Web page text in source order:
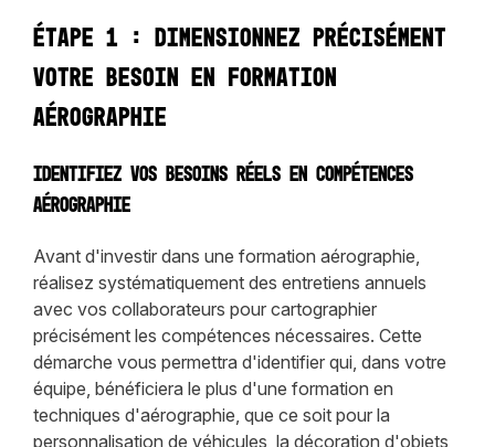
Étape 1 : Dimensionnez précisément
votre besoin en formation
aérographie
Identifiez vos besoins réels en compétences
aérographie
Avant d'investir dans une formation aérographie,
réalisez systématiquement des entretiens annuels
avec vos collaborateurs pour cartographier
précisément les compétences nécessaires. Cette
démarche vous permettra d'identifier qui, dans votre
équipe, bénéficiera le plus d'une formation en
techniques d'aérographie, que ce soit pour la
personnalisation de véhicules, la décoration d'objets